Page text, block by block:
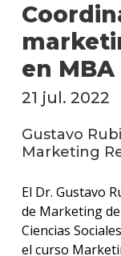
en MBA
21 jul. 2022
Gustavo
Marketing
El Dr. Gustavo
de Marketing
Ciencias
el curso